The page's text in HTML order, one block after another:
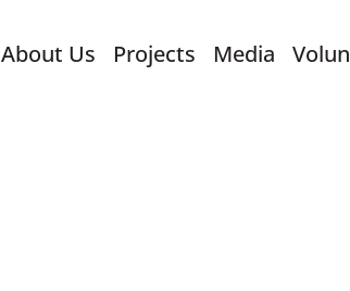
About Us Projects Media